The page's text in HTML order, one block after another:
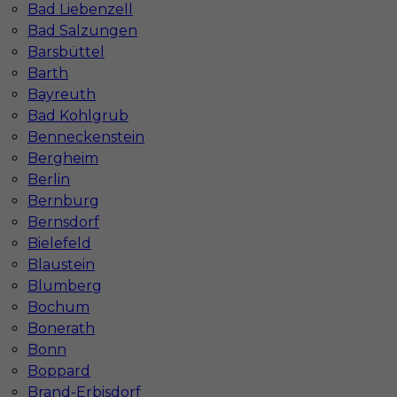
Bad Liebenzell
Bad Salzungen
Barsbüttel
Barth
Bayreuth
Bad Kohlgrub
Benneckenstein
Bergheim
Berlin
Bernburg
Bernsdorf
Bielefeld
Blaustein
Blumberg
Bochum
Bonerath
Bonn
Boppard
Brand-Erbisdorf
Mapa ofert pracy
Mapa kategorii
Informacje w sprawie pracy
Telefon:793-577-977
Dane firmy